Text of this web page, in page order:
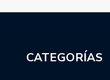
CATEGORÍAS